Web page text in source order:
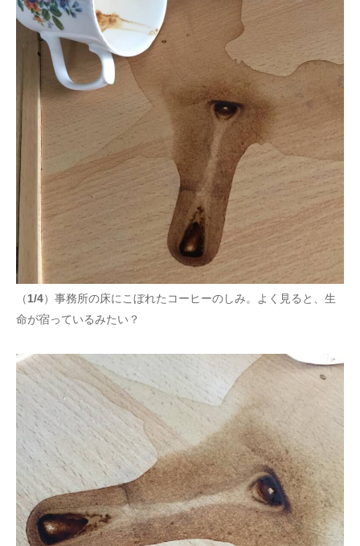
（1/4）事務所の床にこぼれたコーヒーのしみ。よく見ると、生
命が宿っているみたい？